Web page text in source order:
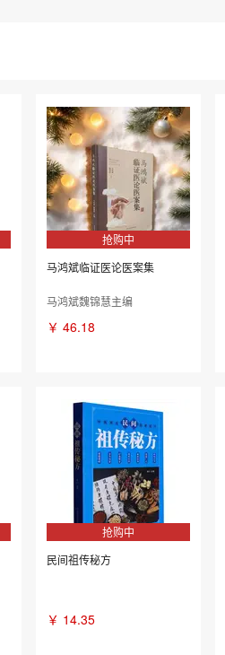
抢购中
马鸿斌临证医论医案集
马鸿斌魏锦慧主编
￥ 46.18
抢购中
民间祖传秘方
￥ 14.35